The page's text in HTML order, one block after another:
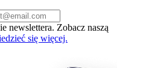
newslettera. Zobacz naszą
się więcej.